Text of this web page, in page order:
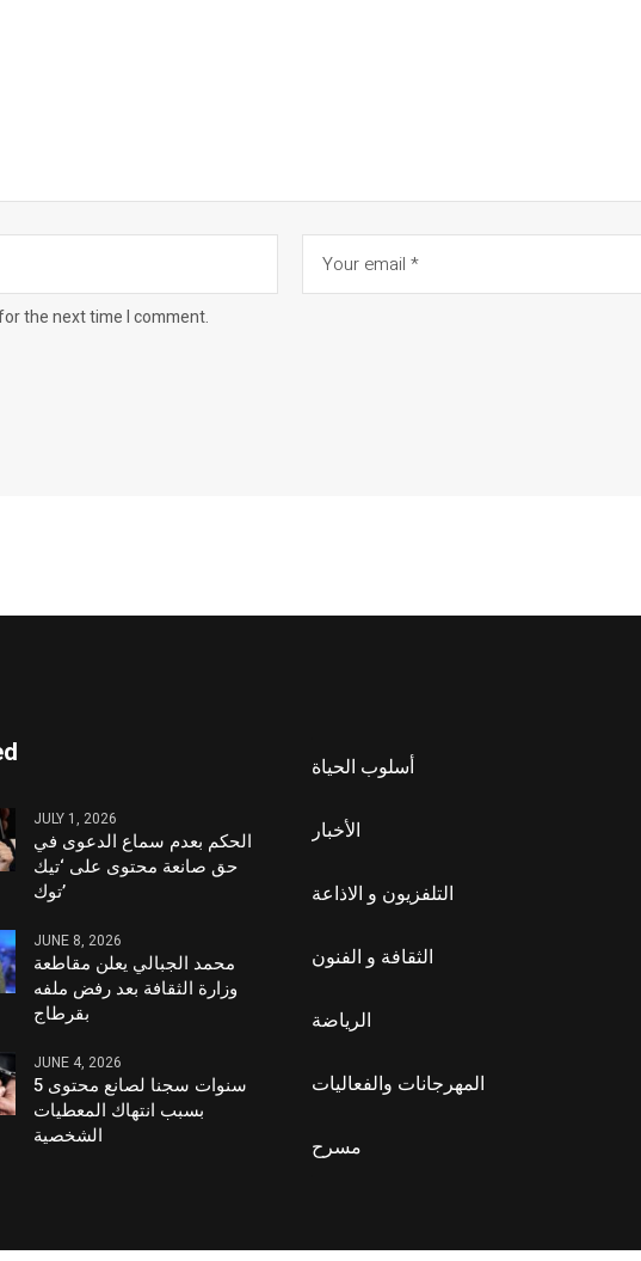
the next time I comment.
JULY 1, 2026
الحكم بعدم سماع الدعوى في
حق صانعة محتوى على ‘تيك
توك’
JUNE 8, 2026
محمد الجبالي يعلن مقاطعة
وزارة الثقافة بعد رفض ملفه
بقرطاج
JUNE 4, 2026
5 سنوات سجنا لصانع محتوى
بسبب انتهاك المعطيات
الشخصية
أسلوب الحياة
الأخبار
التلفزيون و الاذاعة
الثقافة و الفنون
الرياضة
المهرجانات والفعاليات
مسرح